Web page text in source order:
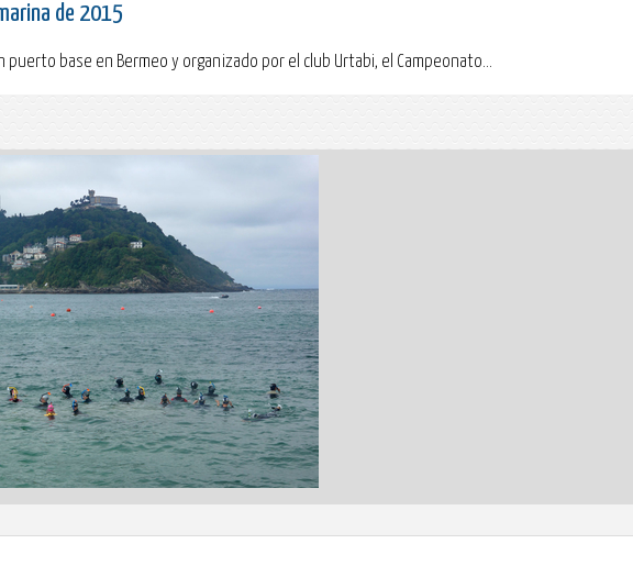
de 2015
puerto base en Bermeo y organizado por el club Urtabi, el Campeonato...